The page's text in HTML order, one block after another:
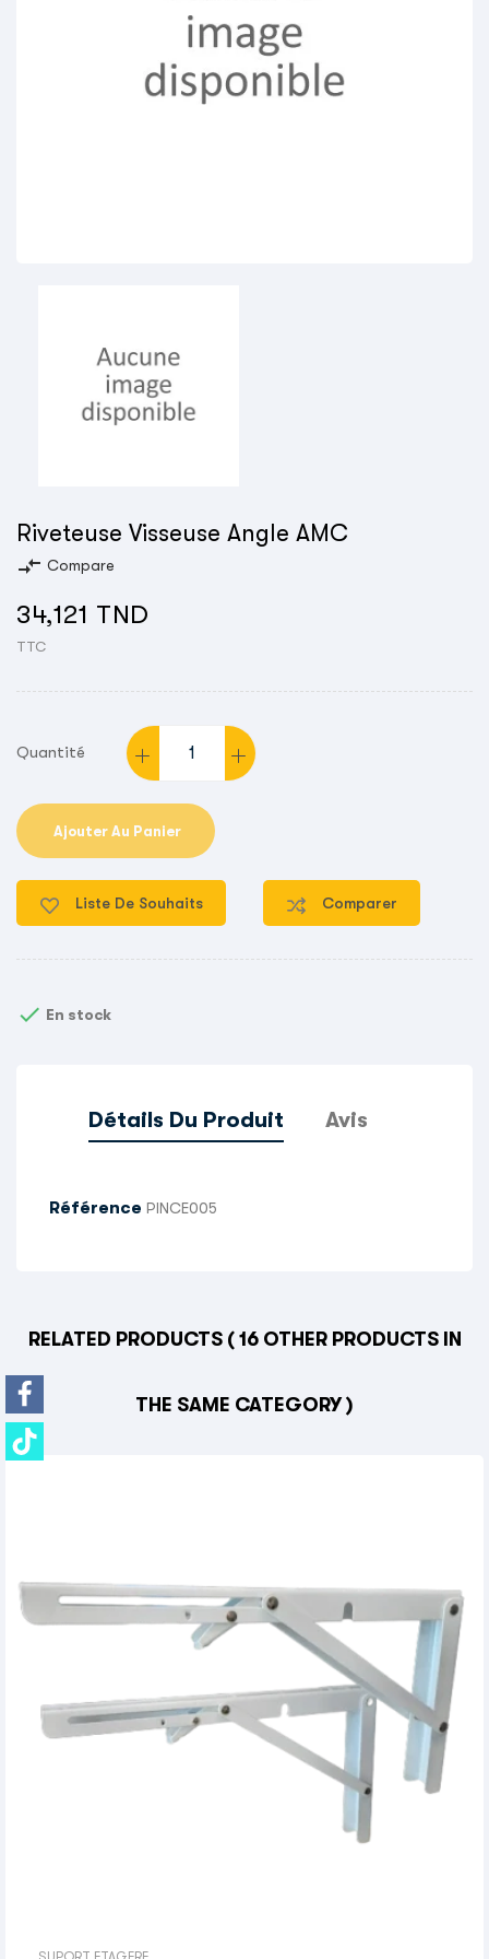
Riveteuse Visseuse Angle AMC
compare_arrows Compare
34,121 TND
TTC
Quantité
Ajouter Au Panier
Liste De Souhaits Comparer
 En stock
Détails Du Produit Avis
Référence PINCE005
RELATED PRODUCTS ( 16 OTHER PRODUCTS IN
THE SAME CATEGORY )